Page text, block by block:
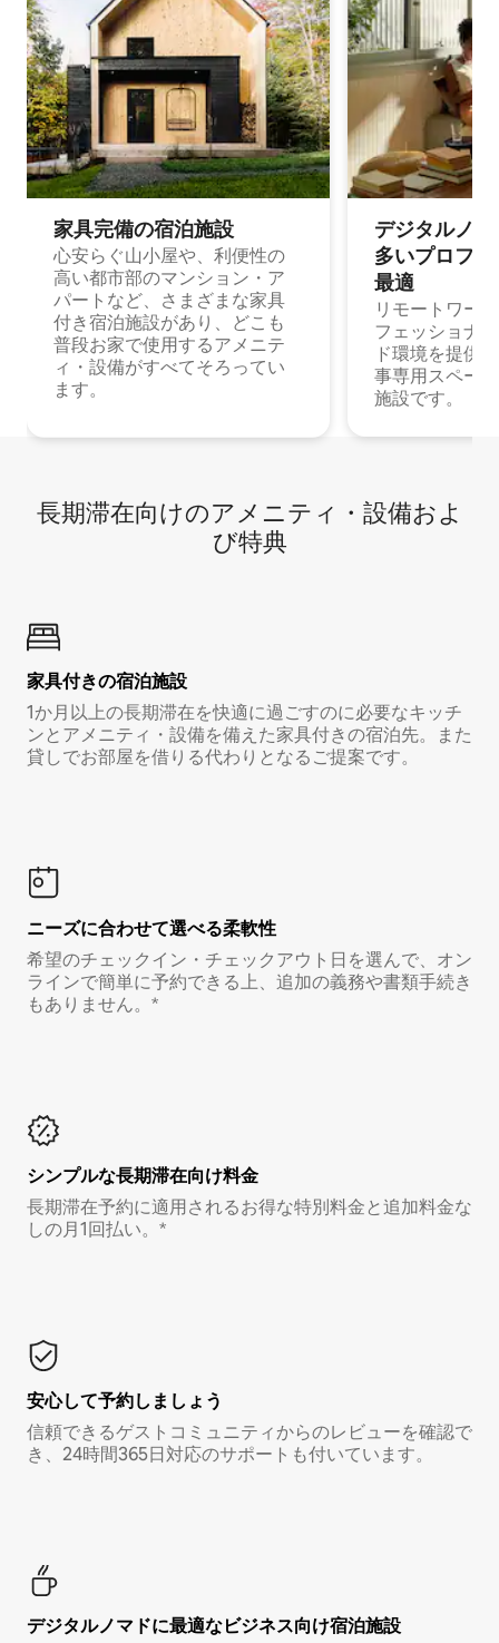
家具完備の宿⁠泊⁠施⁠設
心安らぐ山小屋や、利便性の
高い都市部のマンション・ア
パートなど、さまざまな家具
付き宿泊施設があり、どこも
普段お家で使用するアメニテ
ィ・設備がすべてそろってい
ます。
デジタルノ
多⁠いプ⁠ロ⁠フ⁠
最⁠適
リモートワー
フェッショナ
ド環境を提供
事専用スペー
施設です。
長期滞在向け⁠のア⁠メ⁠ニ⁠テ⁠ィ⁠・設⁠備⁠およ
び特⁠典
家具付き⁠の宿⁠泊⁠施⁠設
1か月以上の長期滞在を快適に過ごすのに必要なキッチ
ンとアメニティ・設備を備えた家具付きの宿泊先。また
貸しでお部屋を借りる代わりとなるご提案です。
ニーズに合わせて選べる柔軟性
希望のチェックイン・チェックアウト日を選んで、オン
ラインで簡単に予約できる上、追加の義務や書類手続き
もありません。*
シンプルな長期滞在向け料金
長期滞在予約に適用されるお得な特別料金と追加料金な
しの月1回払い。*
安心して予約しましょう
信頼できるゲストコミュニティからのレビューを確認で
き、24時間365日対応のサポートも付いています。
デジタルノマド⁠に最⁠適⁠なビ⁠ジ⁠ネ⁠ス⁠向⁠け宿⁠泊⁠施⁠設